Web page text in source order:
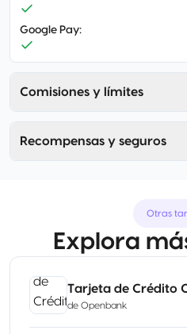
Google Pay:
Comisiones y límites
Recompensas y seguros
Otras
Explora
Tarjeta de Crédito
de Openbank